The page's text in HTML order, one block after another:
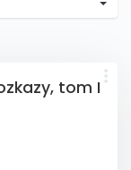
tom I